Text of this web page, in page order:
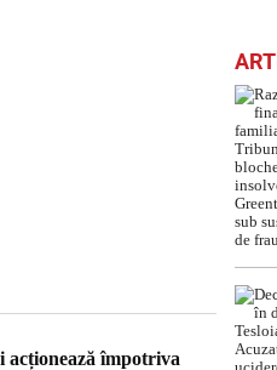
acționează împotriva